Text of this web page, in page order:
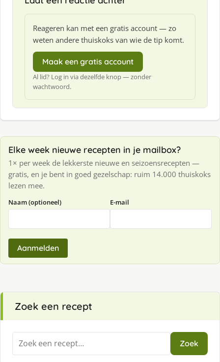
Reageren kan met een gratis account — zo
weten andere thuiskoks van wie de tip komt.
Maak een gratis account
Al lid? Log in via dezelfde knop — zonder
wachtwoord.
Elke week nieuwe recepten in je mailbox?
1× per week de lekkerste nieuwe en seizoensrecepten —
gratis, en je bent in goed gezelschap: ruim 14.000 thuiskoks
lezen mee.
Naam (optioneel) E-mail
Aanmelden
Zoek een recept
Zoeken
naar:
Zoek